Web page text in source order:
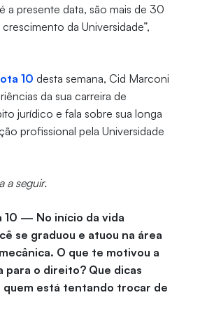
a presente data, são mais de 30
da Universidade”,
10 desta semana, Cid Marconi
da sua carreira de
jurídico e fala sobre sua longa
profissional pela Universidade
a seguir.
10 — No início da vida
se graduou e atuou na área
O que te motivou a
para o direito? Que dicas
quem está tentando trocar de